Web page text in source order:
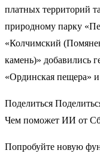
платных территорий
природному парку
«Колчимский
камень)» добавились
«Ординская пещера»
Поделиться
Чем поможет ИИ от
Попробуйте новую